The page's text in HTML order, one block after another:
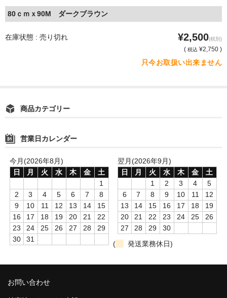
80ｃｍｘ90M ダークブラウン
在庫状態 : 売り切れ ¥2,500(税別)
( 税込 ¥2,750 )
只今お取扱い出来ません
商品カテゴリー
営業日カレンダー
今月(2026年8月)
日
月 火 水 木 金
土
1
2
3 4 5 6 7
8
9
10 11 12 13 14
15
16
17 18 19 20 21
22
23
24 25 26 27 28
29
30
31
翌月(2026年9月)
日
月 火 水 木 金
土
1
2 3 4
5
6
7 8 9 10 11
12
13
14 15 16 17 18
19
20
21 22 23 24 25
26
27
28 29
30
(
発送業務休日)
お問い合わせ